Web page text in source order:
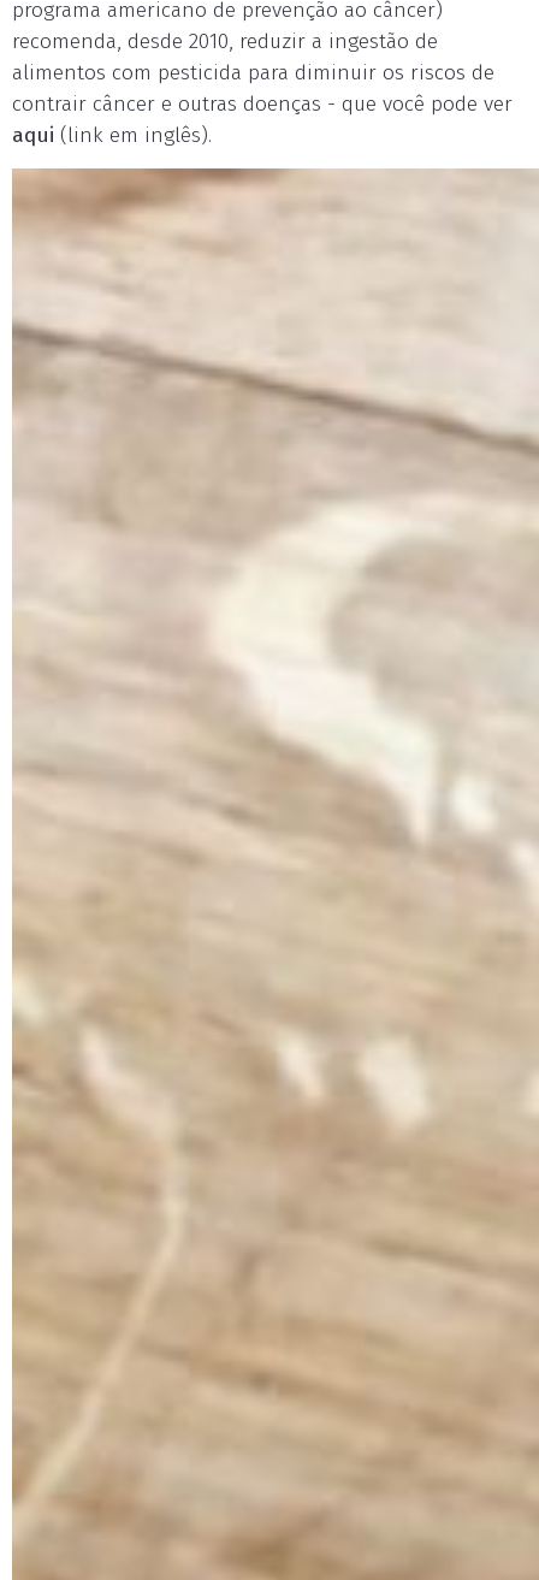
programa americano de prevenção ao câncer)
recomenda, desde 2010, reduzir a ingestão de
alimentos com pesticida para diminuir os riscos de
contrair câncer e outras doenças - que você pode ver
aqui (link em inglês).